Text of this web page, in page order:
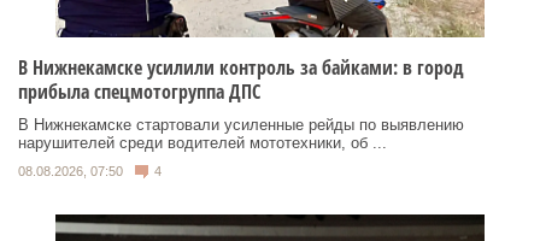
В Нижнекамске усилили контроль за байками: в город
прибыла спецмотогруппа ДПС
В Нижнекамске стартовали усиленные рейды по выявлению
нарушителей среди водителей мототехники, об ...
08.08.2026, 07:50 4